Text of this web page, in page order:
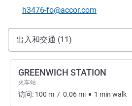
联系电子邮件
h3476-fo@accor.com
抵达和交通
出入和交通 (11)
GREENWICH STATION
火车站
访问: 100 m / 0.06 mi 1 min walk